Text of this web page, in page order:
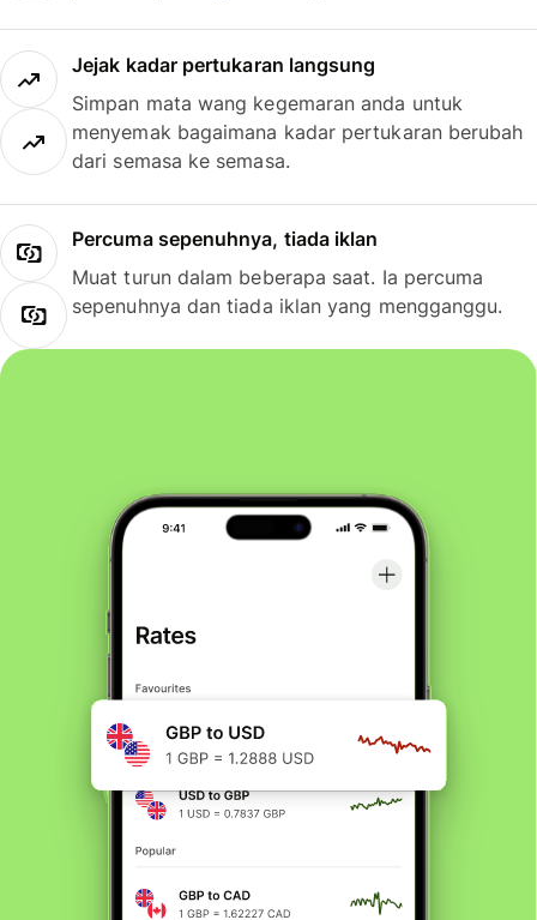
Jejak kadar pertukaran langsung
Simpan mata wang kegemaran anda untuk
menyemak bagaimana kadar pertukaran berubah
dari semasa ke semasa.
Percuma sepenuhnya, tiada iklan
Muat turun dalam beberapa saat. Ia percuma
sepenuhnya dan tiada iklan yang mengganggu.